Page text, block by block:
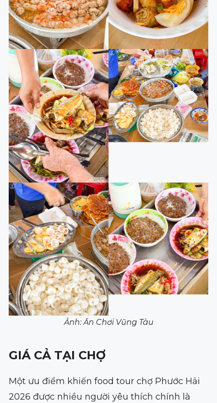
Ảnh: Ăn Chơi Vũng Tàu
GIÁ CẢ TẠI CHỢ
Một ưu điểm khiến food tour chợ Phước Hải
2026 được nhiều người yêu thích chính là